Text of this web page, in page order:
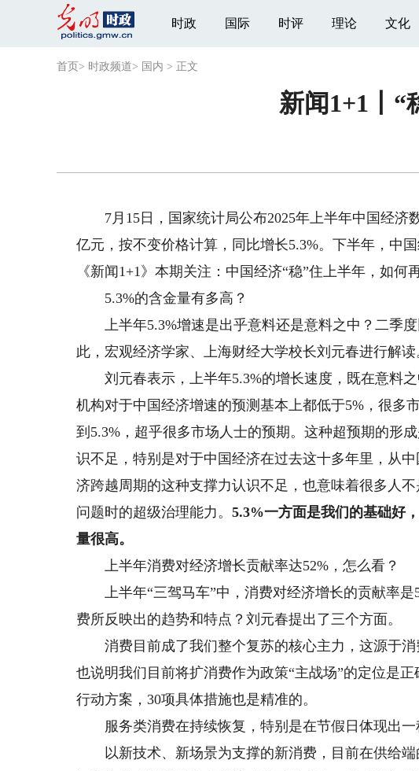
时政 国际 时评 理论 文化
首页 > 时政频道> 国内 > 正文
新闻1+1丨“
7月15日，国家统计局公布2025年上半年中国经济
亿元，按不变价格计算，同比增长5.3%。下半年，中
《新闻1+1》本期关注：中国经济“稳”住上半年，如何
5.3%的含金量有多高？
上半年5.3%增速是出乎意料还是意料之中？二季度
此，宏观经济学家、上海财经大学校长刘元春进行解读
刘元春表示，上半年5.3%的增长速度，既在意料之
机构对于中国经济增速的预测基本上都低于5%，很多
到5.3%，超乎很多市场人士的预期。这种超预期的形
识不足，特别是对于中国经济在过去这十多年里，从
济跨越周期的这种支撑力认识不足，也意味着很多人
问题时的超级治理能力。5.3%一方面是我们的基础好
量很高。
上半年消费对经济增长贡献率达52%，怎么看？
上半年“三驾马车”中，消费对经济增长的贡献率是
费所反映出的趋势和特点？刘元春提出了三个方面。
消费目前成了我们整个复苏的核心主力，这源于消
也说明我们目前将扩消费作为政策“主战场”的定位是
行动方案，30项具体措施也是精准的。
服务类消费在持续恢复，特别是在节假日体现出一
以新技术、新场景为支撑的新消费，目前在供给端